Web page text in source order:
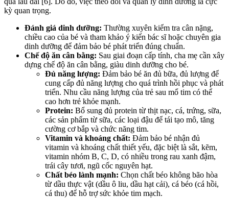
kỳ quan trọng.
Đánh giá dinh dưỡng: Thường xuyên kiểm tra cân nặng,
chiều cao của bé và tham khảo ý kiến bác sĩ hoặc chuyên gia
dinh dưỡng để đảm bảo bé phát triển đúng chuẩn.
Chế độ ăn cân bằng: Sau giai đoạn cấp tính, cha mẹ cần xây
dựng chế độ ăn cân bằng, giàu dinh dưỡng cho bé.
Đủ năng lượng: Đảm bảo bé ăn đủ bữa, đủ lượng để
cung cấp đủ năng lượng cho quá trình hồi phục và phát
triển. Nhu cầu năng lượng của trẻ sau mổ tim có thể
cao hơn trẻ khỏe mạnh.
Protein: Bổ sung đủ protein từ thịt nạc, cá, trứng, sữa,
các sản phẩm từ sữa, các loại đậu để tái tạo mô, tăng
cường cơ bắp và chức năng tim.
Vitamin và khoáng chất: Đảm bảo bé nhận đủ
vitamin và khoáng chất thiết yếu, đặc biệt là sắt, kẽm,
vitamin nhóm B, C, D, có nhiều trong rau xanh đậm,
trái cây tươi, ngũ cốc nguyên hạt.
Chất béo lành mạnh: Chọn chất béo không bão hòa
từ dầu thực vật (dầu ô liu, dầu hạt cải), cá béo (cá hồi,
cá thu) để hỗ trợ sức khỏe tim mạch.